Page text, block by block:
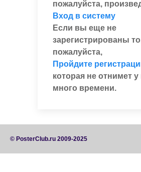
пожалуйста,
Вход в систему
Если вы еще не
зарегистрированы
пожалуйста,
Пройдите
которая не отнимет у
много времени.
© PosterClub.ru 2009-2025